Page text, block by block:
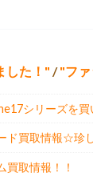
た！ / フ
シリーズを
ド買取情報☆珍
買取情報！！